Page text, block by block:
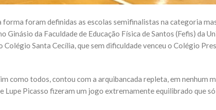
forma foram definidas as escolas semifinalistas na categoria
Ginásio da Faculdade de Educação Física de Santos (Fefis) da
Colégio Santa Cecília, que sem dificuldade venceu o Colégio
como todos, contou com a arquibancada repleta, em nenhum
Lupe Picasso fizeram um jogo extremamente equilibrado que